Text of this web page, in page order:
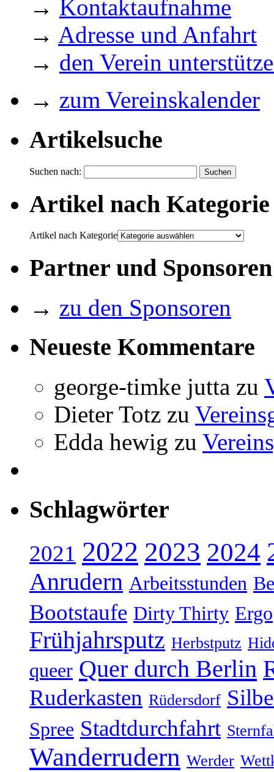
→ Kontaktaufnahme
→ Adresse und Anfahrt
→ den Verein
→ zum Vereinskalender
Artikelsuche
Suchen nach:
Artikel nach Kategorie
Artikel nach Kategorie
Partner und Sponsoren
→ zu den Sponsoren
Neueste Kommentare
george-timke jutta zu
Dieter Totz zu
Edda hewig zu
Schlagwörter
2021 2022 2023 2024
Anrudern Arbeitsstunden
Bootstaufe Dirty Thirty Ergo
Frühjahrsputz Herbstputz
queer Quer durch Berlin
Ruderkasten Rüdersdorf
Spree Stadtdurchfahrt
Wanderrudern Werder